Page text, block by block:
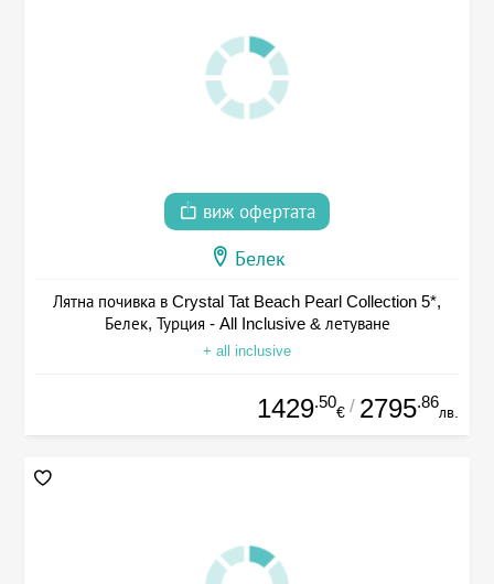
виж офертата
Белек
Лятна почивка в Crystal Tat Beach Pearl Collection 5*,
Белек, Турция - All Inclusive & летуване
+ all inclusive
1429.50
€ / 2795.86
лв.